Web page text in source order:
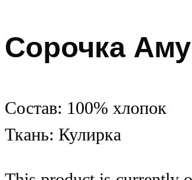
Сорочка
Состав: 100% хлопок
Ткань: Кулирка